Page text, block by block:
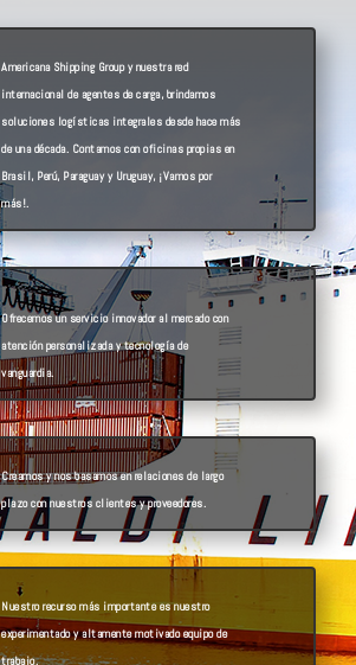
Americana Shipping Group y nuestra red
internacional de agentes de carga, brindamos
soluciones logísticas integrales desde hace más
de una década. Contamos con oficinas propias en
Brasil, Perú, Paraguay y Uruguay, ¡Vamos por
más!.
Ofrecemos un servicio innovador al mercado con
atención personalizada y tecnología de
vanguardia.
Creamos y nos basamos en relaciones de largo
plazo con nuestros clientes y proveedores.
Nuestro recurso más importante es nuestro
experimentado y altamente motivado equipo de
trabajo.